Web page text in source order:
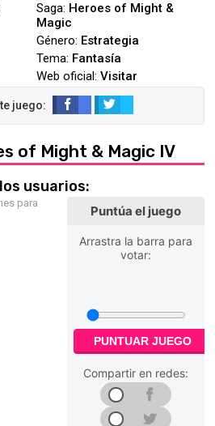
Saga: Heroes of Might &
Magic
Género: Estrategia
Tema: Fantasía
Web oficial: Visitar
of Might & Magic IV
usuarios:
para
Puntúa el juego
Arrastra la barra para
votar:
PUNTUAR JUEGO
Compartir en redes: